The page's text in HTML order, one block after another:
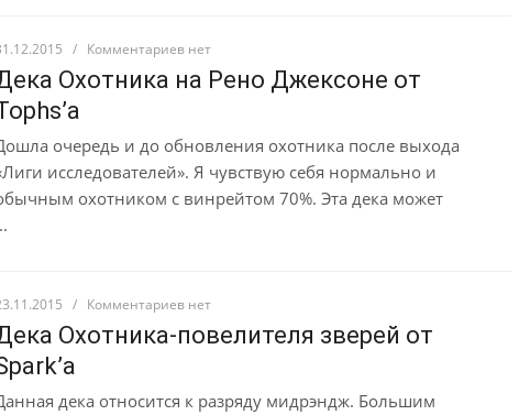
/ Комментариев нет
Охотника на Рено Джексоне от
очередь и до обновления охотника после выхода
исследователей». Я чувствую себя нормально и
охотником с винрейтом 70%. Эта дека может
/ Комментариев нет
Охотника-повелителя зверей от
дека относится к разряду мидрэндж. Большим